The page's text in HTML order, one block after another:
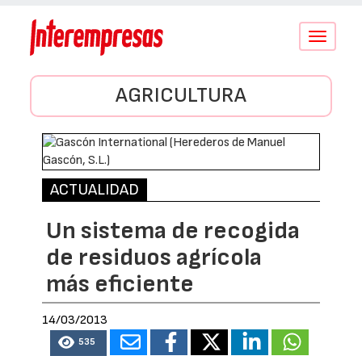
Conmutar
AGRICULTURA
ACTUALIDAD
Un sistema de recogida
de residuos agrícola
más eficiente
14/03/2013
535